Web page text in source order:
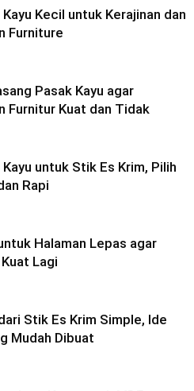
Kecil untuk Kerajinan dan
Furniture
Pasak Kayu agar
Furnitur Kuat dan Tidak
untuk Stik Es Krim, Pilih
Rapi
Halaman Lepas agar
Lagi
Stik Es Krim Simple, Ide
Mudah Dibuat